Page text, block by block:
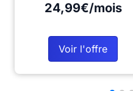
24,99€/mois
Voir l'offre